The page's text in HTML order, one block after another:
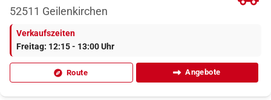
52511 Geilenkirchen
Verkaufszeiten
Freitag: 12:15 - 13:00 Uhr
Route Angebote